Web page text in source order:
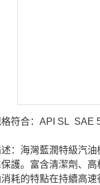
符合：API SL SAE
：海灣藍潤特級汽
護。富含清潔劑、
耗的特點在持續高速